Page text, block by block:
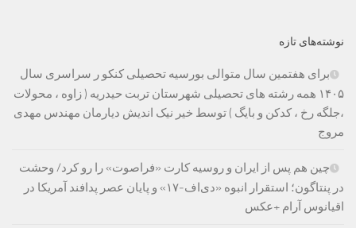
نوشته‌های تازه
برای هفتمین سال متوالی بورسیه تحصیلی کنکو ر سراسری سال
۱۴۰۵ همه رشته های تحصیلی شهرستان تربت حیدریه ( زاوه ، محولات
،جلگه رخ ، کدکن و بایگ ) توسط خیر نیک اندیش دیارمان مهندس مهدی
مروج
چین هم پس از ایران و روسیه کارت «فراصوت» را رو کرد/ وحشت
در پنتاگون؛ استقرار انبوه «دی‌اف‑۱۷» و پایان عصر پدافند آمریکا در
اقیانوس آرام +عکس